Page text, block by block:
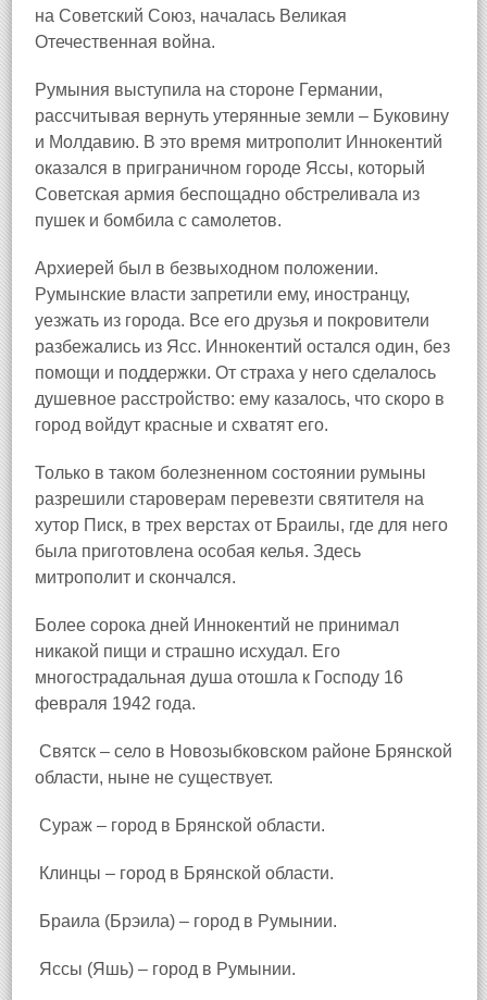
на Советский Союз, началась Великая
Отечественная война.
Румыния выступила на стороне Германии,
рассчитывая вернуть утерянные земли – Буковину
и Молдавию. В это время митрополит Иннокентий
оказался в приграничном городе Яссы, который
Советская армия беспощадно обстреливала из
пушек и бомбила с самолетов.
Архиерей был в безвыходном положении.
Румынские власти запретили ему, иностранцу,
уезжать из города. Все его друзья и покровители
разбежались из Ясс. Иннокентий остался один, без
помощи и поддержки. От страха у него сделалось
душевное расстройство: ему казалось, что скоро в
город войдут красные и схватят его.
Только в таком болезненном состоянии румыны
разрешили староверам перевезти святителя на
хутор Писк, в трех верстах от Браилы, где для него
была приготовлена особая келья. Здесь
митрополит и скончался.
Более сорока дней Иннокентий не принимал
никакой пищи и страшно исхудал. Его
многострадальная душа отошла к Господу 16
февраля 1942 года.
Святск – село в Новозыбковском районе Брянской
области, ныне не существует.
Сураж – город в Брянской области.
Клинцы – город в Брянской области.
Браила (Брэила) – город в Румынии.
Яссы (Яшь) – город в Румынии.